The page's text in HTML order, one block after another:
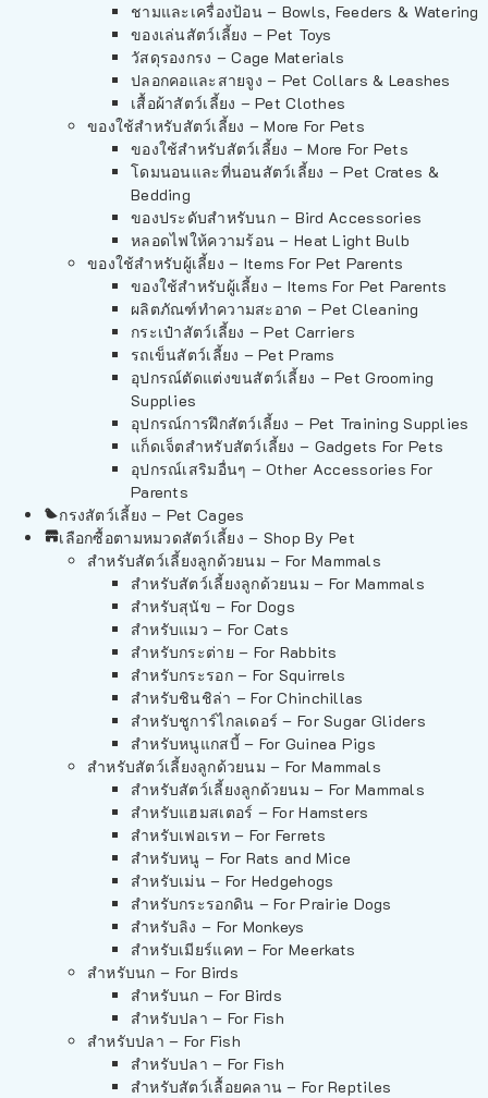
ชามและเครื่องป้อน – Bowls, Feeders & Watering
ของเล่นสัตว์เลี้ยง – Pet Toys
วัสดุรองกรง – Cage Materials
ปลอกคอและสายจูง – Pet Collars & Leashes
เสื้อผ้าสัตว์เลี้ยง – Pet Clothes
ของใช้สำหรับสัตว์เลี้ยง – More For Pets
ของใช้สำหรับสัตว์เลี้ยง – More For Pets
โดมนอนและที่นอนสัตว์เลี้ยง – Pet Crates &
Bedding
ของประดับสำหรับนก – Bird Accessories
หลอดไฟให้ความร้อน – Heat Light Bulb
ของใช้สำหรับผู้เลี้ยง – Items For Pet Parents
ของใช้สำหรับผู้เลี้ยง – Items For Pet Parents
ผลิตภัณฑ์ทำความสะอาด – Pet Cleaning
กระเป๋าสัตว์เลี้ยง – Pet Carriers
รถเข็นสัตว์เลี้ยง – Pet Prams
อุปกรณ์ตัดแต่งขนสัตว์เลี้ยง – Pet Grooming
Supplies
อุปกรณ์การฝึกสัตว์เลี้ยง – Pet Training Supplies
แก็ดเจ็ตสำหรับสัตว์เลี้ยง – Gadgets For Pets
อุปกรณ์เสริมอื่นๆ – Other Accessories For
Parents
กรงสัตว์เลี้ยง – Pet Cages
เลือกซื้อตามหมวดสัตว์เลี้ยง – Shop By Pet
สำหรับสัตว์เลี้ยงลูกด้วยนม – For Mammals
สำหรับสัตว์เลี้ยงลูกด้วยนม – For Mammals
สำหรับสุนัข – For Dogs
สำหรับแมว – For Cats
สำหรับกระต่าย – For Rabbits
สำหรับกระรอก – For Squirrels
สำหรับชินชิล่า – For Chinchillas
สำหรับชูการ์ไกลเดอร์ – For Sugar Gliders
สำหรับหนูแกสบี้ – For Guinea Pigs
สำหรับสัตว์เลี้ยงลูกด้วยนม – For Mammals
สำหรับสัตว์เลี้ยงลูกด้วยนม – For Mammals
สำหรับแฮมสเตอร์ – For Hamsters
สำหรับเฟอเรท – For Ferrets
สำหรับหนู – For Rats and Mice
สำหรับเม่น – For Hedgehogs
สำหรับกระรอกดิน – For Prairie Dogs
สำหรับลิง – For Monkeys
สำหรับเมียร์แคท – For Meerkats
สำหรับนก – For Birds
สำหรับนก – For Birds
สำหรับปลา – For Fish
สำหรับปลา – For Fish
สำหรับปลา – For Fish
สำหรับสัตว์เลื้อยคลาน – For Reptiles